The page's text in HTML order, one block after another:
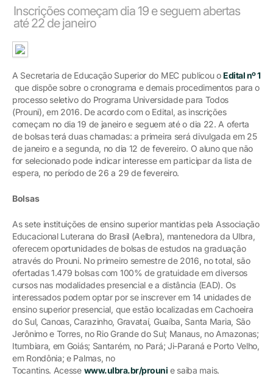
Inscrições começam dia 19 e seguem abertas
até 22 de janeiro
A Secretaria de Educação Superior do MEC publicou o Edital nº 1
que dispõe sobre o cronograma e demais procedimentos para o
processo seletivo do Programa Universidade para Todos
(Prouni), em 2016. De acordo com o Edital, as inscrições
começam no dia 19 de janeiro e seguem até o dia 22. A oferta
de bolsas terá duas chamadas: a primeira será divulgada em 25
de janeiro e a segunda, no dia 12 de fevereiro. O aluno que não
for selecionado pode indicar interesse em participar da lista de
espera, no período de 26 a 29 de fevereiro.
Bolsas
As sete instituições de ensino superior mantidas pela Associação
Educacional Luterana do Brasil (Aelbra), mantenedora da Ulbra,
oferecem oportunidades de bolsas de estudos na graduação
através do Prouni. No primeiro semestre de 2016, no total, são
ofertadas 1.479 bolsas com 100% de gratuidade em diversos
cursos nas modalidades presencial e a distância (EAD). Os
interessados podem optar por se inscrever em 14 unidades de
ensino superior presencial, que estão localizadas em Cachoeira
do Sul, Canoas, Carazinho, Gravataí, Guaíba, Santa Maria, São
Jerônimo e Torres, no Rio Grande do Sul; Manaus, no Amazonas;
Itumbiara, em Goiás; Santarém, no Pará; Ji-Paraná e Porto Velho,
em Rondônia; e Palmas, no
Tocantins. Acesse www.ulbra.br/prouni e saiba mais.